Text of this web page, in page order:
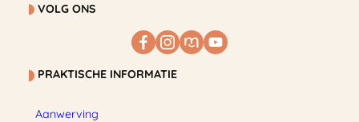
VOLG ONS
PRAKTISCHE INFORMATIE
Aanwerving